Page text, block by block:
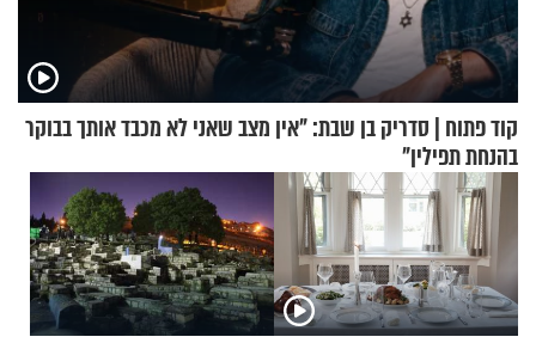
קוד פתוח | סדריק בן שבת: "אין מצב שאני לא מכבד אותך בבוקר
בהנחת תפילין"